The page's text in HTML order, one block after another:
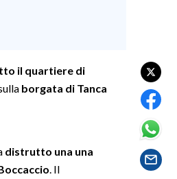
il quartiere di
borgata di Tanca
distrutto una una
. Il